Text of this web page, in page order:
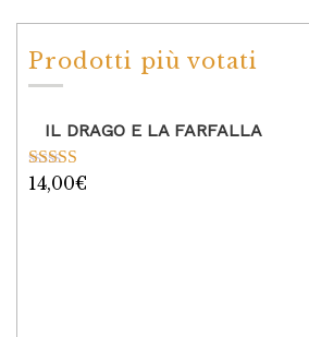
Prodotti più votati
IL DRAGO E LA FARFALLA
Valutato
14,00€